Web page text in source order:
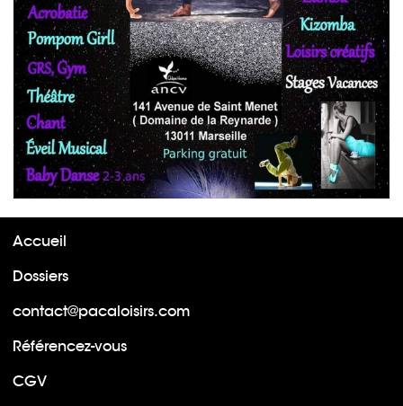
Accueil
Dossiers
contact@pacaloisirs.com
Référencez-vous
CGV